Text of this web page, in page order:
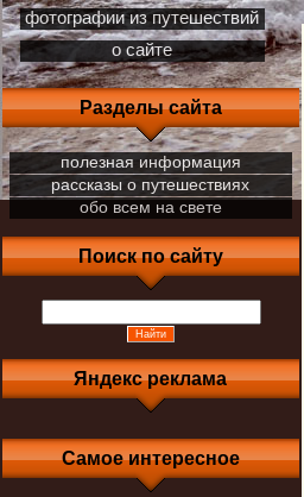
фотографии из путешествий
о сайте
Разделы сайта
полезная информация
рассказы о путешествиях
обо всем на свете
Поиск по сайту
Яндекс реклама
Самое интересное